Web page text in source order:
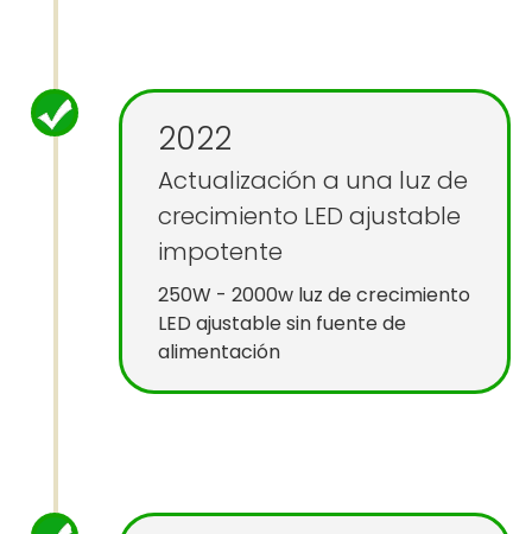
2022
Actualización a una luz de
crecimiento LED ajustable
impotente
250W - 2000w luz de crecimiento
LED ajustable sin fuente de
alimentación